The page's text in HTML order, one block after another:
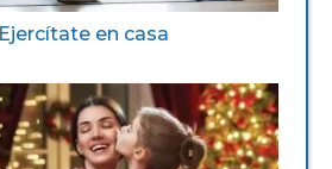
Ejercítate en casa